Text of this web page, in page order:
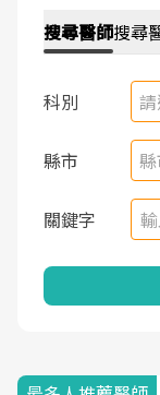
搜尋醫師搜尋
科別
縣市
關鍵字